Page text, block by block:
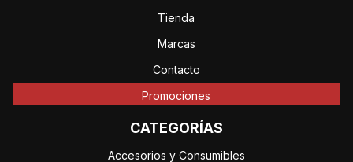
Tienda
Marcas
Contacto
Promociones
CATEGORÍAS
Accesorios y Consumibles